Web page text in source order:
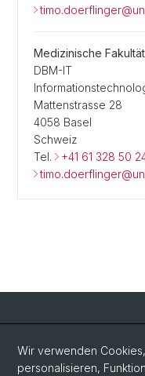
Medizinische Fakultät
DBM-IT
Mattenstrasse 28
4058 Basel
Schweiz
Tel.
+41 61 328 50
Social Media
Wir verwenden
personalisieren,